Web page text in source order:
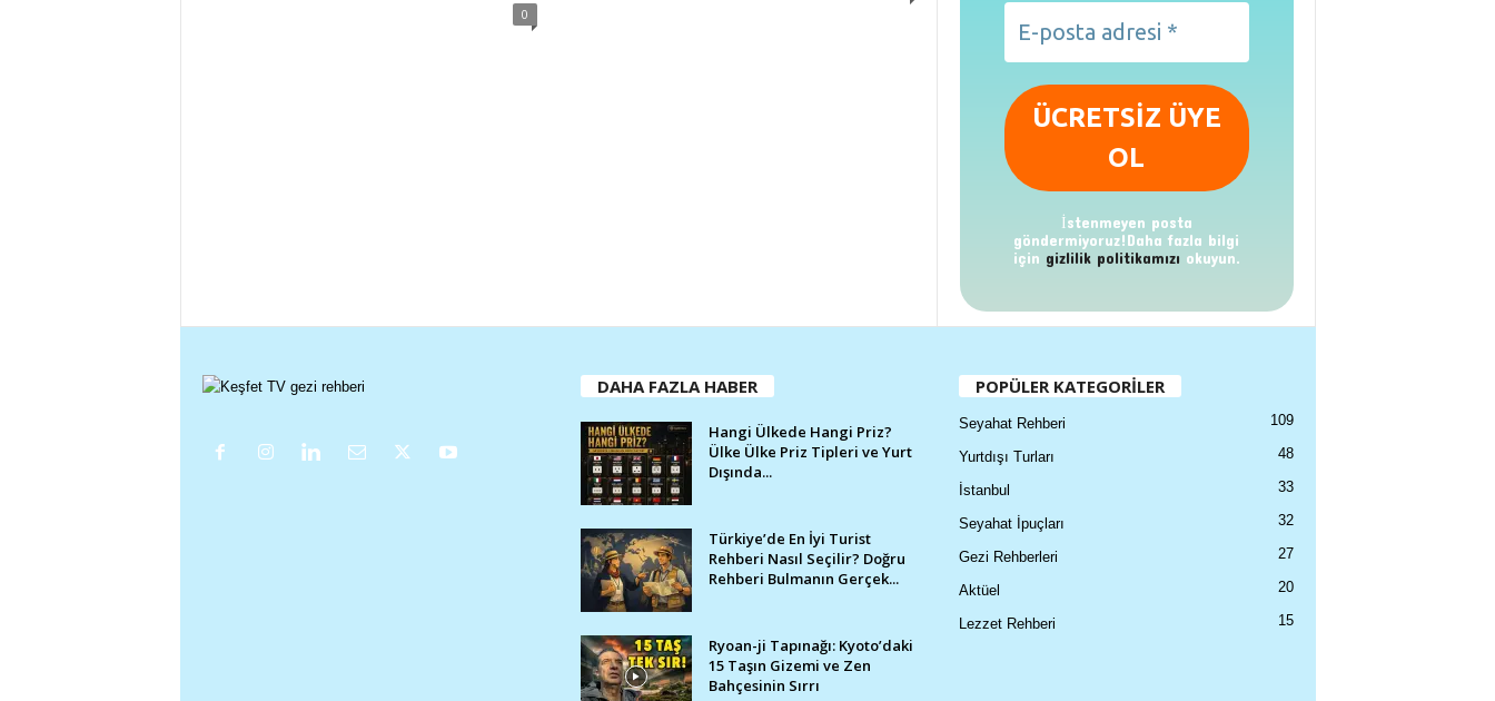
0
İstenmeyen posta
göndermiyoruz!Daha fazla bilgi
için gizlilik politikamızı okuyun.
DAHA FAZLA HABER
Hangi Ülkede Hangi Priz?
Ülke Ülke Priz Tipleri ve Yurt
Dışında...
Türkiye’de En İyi Turist
Rehberi Nasıl Seçilir? Doğru
Rehberi Bulmanın Gerçek...
Ryoan-ji Tapınağı: Kyoto’daki
15 Taşın Gizemi ve Zen
Bahçesinin Sırrı
POPÜLER KATEGORİLER
Seyahat Rehberi 109
Yurtdışı Turları 48
İstanbul 33
Seyahat İpuçları 32
Gezi Rehberleri 27
Aktüel 20
Lezzet Rehberi 15